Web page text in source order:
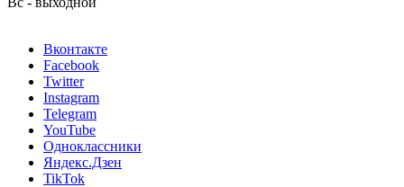
Вконтакте
Facebook
Twitter
Instagram
Telegram
YouTube
Одноклассники
Яндекс.Дзен
TikTok